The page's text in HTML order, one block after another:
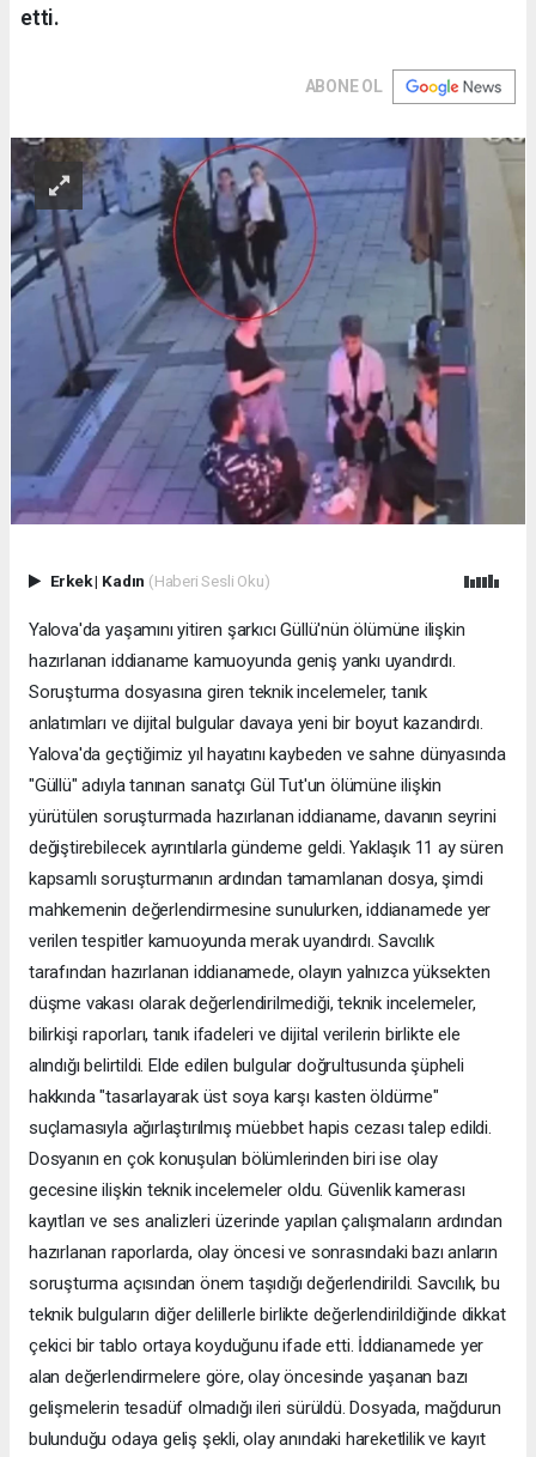
etti.
ABONE OL
Erkek| Kadın (Haberi Sesli Oku)
Yalova'da yaşamını yitiren şarkıcı Güllü'nün ölümüne ilişkin
hazırlanan iddianame kamuoyunda geniş yankı uyandırdı.
Soruşturma dosyasına giren teknik incelemeler, tanık
anlatımları ve dijital bulgular davaya yeni bir boyut kazandırdı.
Yalova'da geçtiğimiz yıl hayatını kaybeden ve sahne dünyasında
"Güllü" adıyla tanınan sanatçı Gül Tut'un ölümüne ilişkin
yürütülen soruşturmada hazırlanan iddianame, davanın seyrini
değiştirebilecek ayrıntılarla gündeme geldi. Yaklaşık 11 ay süren
kapsamlı soruşturmanın ardından tamamlanan dosya, şimdi
mahkemenin değerlendirmesine sunulurken, iddianamede yer
verilen tespitler kamuoyunda merak uyandırdı. Savcılık
tarafından hazırlanan iddianamede, olayın yalnızca yüksekten
düşme vakası olarak değerlendirilmediği, teknik incelemeler,
bilirkişi raporları, tanık ifadeleri ve dijital verilerin birlikte ele
alındığı belirtildi. Elde edilen bulgular doğrultusunda şüpheli
hakkında "tasarlayarak üst soya karşı kasten öldürme"
suçlamasıyla ağırlaştırılmış müebbet hapis cezası talep edildi.
Dosyanın en çok konuşulan bölümlerinden biri ise olay
gecesine ilişkin teknik incelemeler oldu. Güvenlik kamerası
kayıtları ve ses analizleri üzerinde yapılan çalışmaların ardından
hazırlanan raporlarda, olay öncesi ve sonrasındaki bazı anların
soruşturma açısından önem taşıdığı değerlendirildi. Savcılık, bu
teknik bulguların diğer delillerle birlikte değerlendirildiğinde dikkat
çekici bir tablo ortaya koyduğunu ifade etti. İddianamede yer
alan değerlendirmelere göre, olay öncesinde yaşanan bazı
gelişmelerin tesadüf olmadığı ileri sürüldü. Dosyada, mağdurun
bulunduğu odaya geliş şekli, olay anındaki hareketlilik ve kayıt